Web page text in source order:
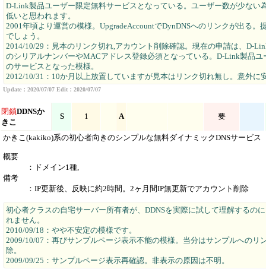
D-Link製品ユーザー限定無料サービスとなっている。ユーザー数が少ない
低いと思われます。
2001年頃より運営の模様。UpgradeAccountでDynDNSへのリンクが出る。
でしょう。
2014/10/29：見本のリンク切れ,アカウント削除確認。現在の申請は、D-
のシリアルナンバーやMACアドレス登録必須となっている。D-Link製品ユ
のサービスとなった模様。
2012/10/31：10か月以上放置していますが見本はリンク切れ無し。意外に
Update：2020/07/07 Edit：2020/07/07
閉鎖DDNSか
きこ
S 1 A 要
かきこ(kakiko)系の初心者向きのシンプルな無料ダイナミックDNSサービス
概要
：ドメイン1種,
備考
：IP更新後、反映に約2時間。2ヶ月間IP無更新でアカウント削除
初心者クラスの自宅サーバー所有者が、DDNSを実際に試して理解するの
れません。
2010/09/18：やや不安定の模様です。
2009/10/07：再びサンプルページ表示不能の模様。当分はサンプルへのリ
除。
2009/09/25：サンプルページ表示再確認。非表示の原因は不明。